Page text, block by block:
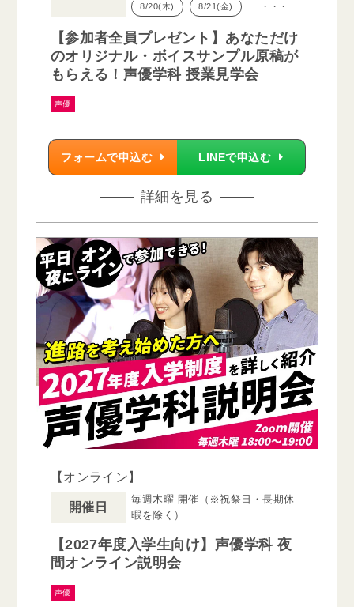
8/20(木) 8/21(金) ・・・
【参加者全員プレゼント】あなただけ
のオリジナル・ボイスサンプル原稿が
もらえる！声優学科 授業見学会
声優
フォームで申込む LINEで申込む
詳細を見る
【オンライン】
開催日
毎週木曜 開催（※祝祭日・長期休
暇を除く）
【2027年度入学生向け】声優学科 夜
間オンライン説明会
声優